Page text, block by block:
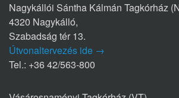
Nagykállói Sántha Kálmán Tagkórház
4320 Nagykálló,
Szabadság tér 13.
Útvonaltervezés ide →
Tel.: +36 42/563-800